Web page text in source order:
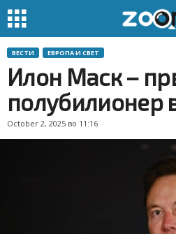
ВЕСТИ ЕВРОПА И СВЕТ
Илон Маск –
полубилионер
October 2, 2025 во 11:16